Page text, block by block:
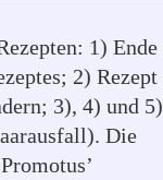
1) Ende
2) Rezept
3), 4) und 5)
Die